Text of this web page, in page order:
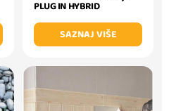
PLUG IN HYBRID
SAZNAJ VIŠE